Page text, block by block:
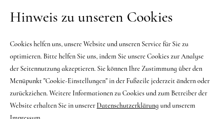
Hinweis zu unseren Cookies
Cookies helfen uns, unsere Website und unseren Service für Sie zu
optimieren. Bitte helfen Sie uns, indem Sie unsere Cookies zur Analyse
der Seitennutzung akzeptieren. Sie können Ihre Zustimmung über den
Menüpunkt "Cookie-Einstellungen" in der Fußzeile jederzeit ändern oder
zurückziehen. Weitere Informationen zu Cookies und zum Betreiber der
Website erhalten Sie in unsererDatenschutzerklärung und unserem